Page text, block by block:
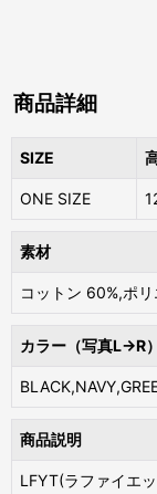
商品詳細
SIZE
ONE SIZE
素材
コットン 60%,ポ
カラー（写真L→R）
商品説明
LFYT(ラファイエ